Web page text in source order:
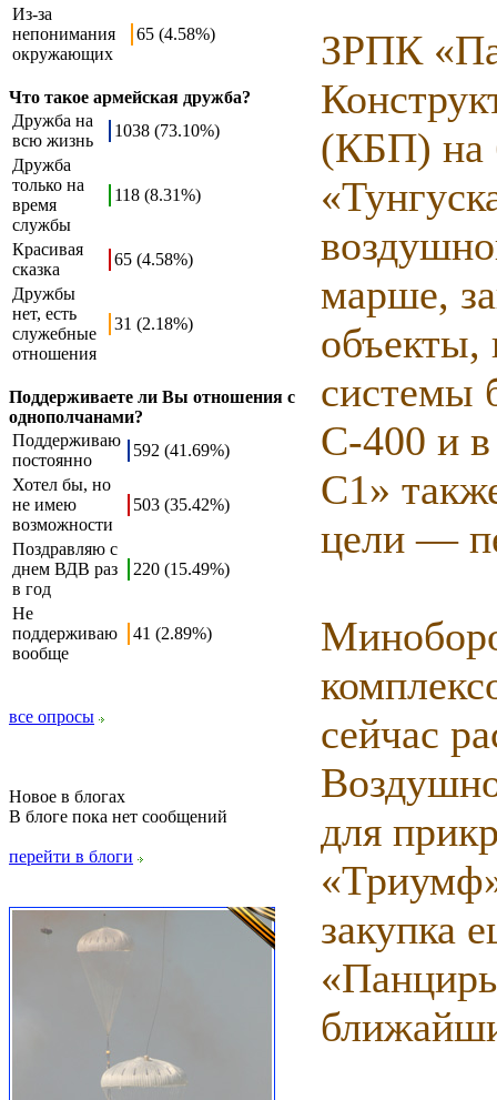
Из-за
непонимания
окружающих
65 (4.58%)
Что такое армейская дружба?
Дружба на
всю жизнь
1038 (73.10%)
Дружба
только на
время
службы
118 (8.31%)
Красивая
сказка
65 (4.58%)
Дружбы
нет, есть
служебные
отношения
31 (2.18%)
Поддерживаете ли Вы отношения с
однополчанами?
Поддерживаю
постоянно
592 (41.69%)
Хотел бы, но
не имею
возможности
503 (35.42%)
Поздравляю с
днем ВДВ раз
в год
220 (15.49%)
Не
поддерживаю
вообще
41 (2.89%)
все опросы
Новое в блогах
В блоге пока нет сообщений
перейти в блоги
ЗРПК
(КБП) на
марше,
объекты,
системы
С-400 и
С1»
цели —
сейчас
для
закупка